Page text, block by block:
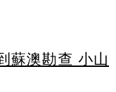
蘇澳勘查 小山